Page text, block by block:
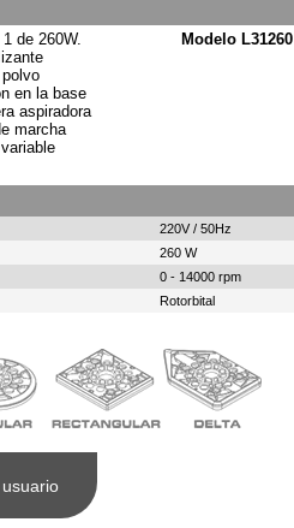
de 260W.
en la base
aspiradora
marcha
Modelo L31260
220V / 50Hz
260 W
0 - 14000 rpm
Rotorbital